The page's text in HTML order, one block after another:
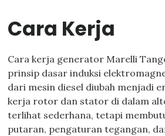
Cara Kerja
Cara kerja generator Marelli
prinsip dasar induksi
dari mesin diesel diubah menjadi
kerja rotor dan stator di dalam
terlihat sederhana, tetapi
putaran, pengaturan tegangan,